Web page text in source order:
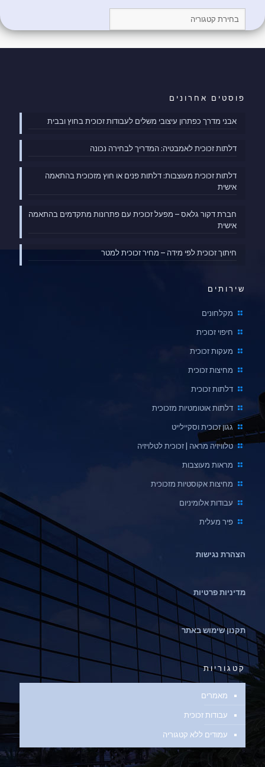
פוסטים אחרונים
אבני מדרך כפתרון עיצובי משלים לעבודות זכוכית בחוץ ובבית
דלתות זכוכית לאמבטיה: המדריך לבחירה נכונה
דלתות זכוכית מעוצבות: דלתות פנים או חוץ מזכוכית בהתאמה
אישית
חברת דקור גלאס – מפעל זכוכית עם פתרונות מתקדמים בהתאמה
אישית
חיתוך זכוכית לפי מידה – מחיר זכוכית למטר
שירותים
מקלחונים
חיפוי זכוכית
מעקות זכוכית
מחיצות זכוכית
דלתות זכוכית
דלתות אוטומטיות מזכוכית
גגון זכוכית וסקיילייט
טלוויזיה מראה | זכוכית לטלויזיה
מראות מעוצבות
מחיצות אקוסטיות מזכוכית
עבודות אלומיניום
פיר מעלית
הצהרת נגישות
מדיניות פרטיות
תקנון שימוש באתר
קטגוריות
מאמרים
עבודות זכוכית
עמודים ללא קטגוריה